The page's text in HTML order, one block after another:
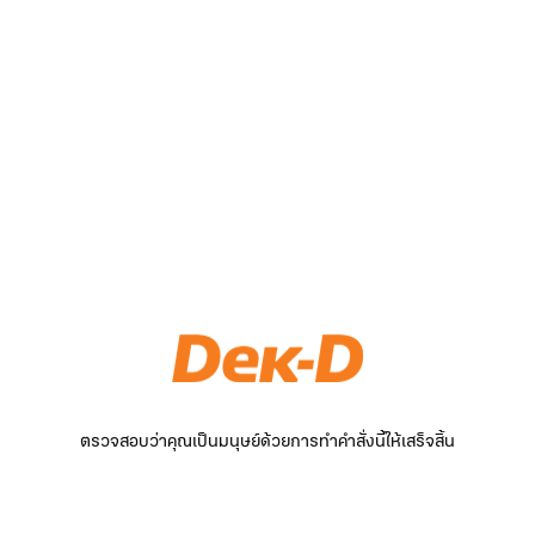
ตรวจสอบว่าคุณเป็นมนุษย์ด้วยการทำคำสั่งนี้ให้เสร็จสิ้น